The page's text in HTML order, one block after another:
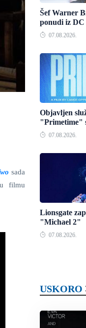
sada
filmu
Šef Warner
ponudi iz DC
07.08.2026.
Objavljen
"Primetime"
07.08.2026.
Lionsgate
"Michael 2"
07.08.2026.
USKORO